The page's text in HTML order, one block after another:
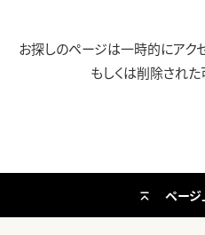
お探しのページは一時的にアク
もしくは削除された
ペー